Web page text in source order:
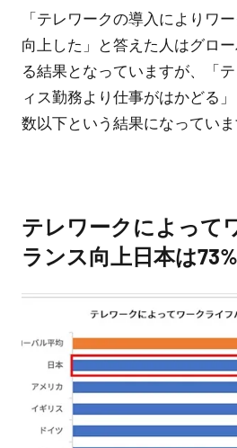
「テレワークの導入によりワ
向上した」と答えた人はグロ
る結果となっていますが、「
ィス勤務より仕事がはかどる
数以下という結果になっていま
テレワークによって
ランス向上日本は73%